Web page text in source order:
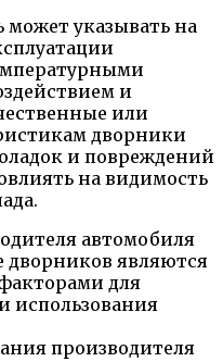
может указывать на
и
или
дворники
и повреждений
на видимость
автомобиля
дворников являются
для
использования
производителя